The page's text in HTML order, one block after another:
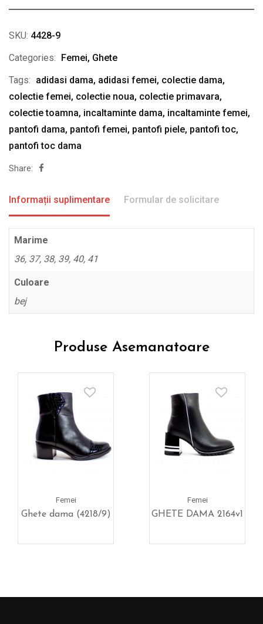
SKU: 4428-9
Categories: Femei, Ghete
Tags: adidasi dama, adidasi femei, colectie dama,
colectie femei, colectie noua, colectie primavara,
colectie toamna, incaltaminte dama, incaltaminte femei,
pantofi dama, pantofi femei, pantofi piele, pantofi toc,
pantofi toc dama
Share:
Informații suplimentare Formular de solicitare
Marime
36, 37, 38, 39, 40, 41
Culoare
bej
Produse Asemanatoare
Femei
Ghete dama (4218/9)
Femei
GHETE DAMA 2164v1